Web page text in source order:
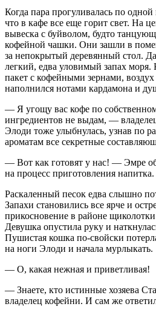
Когда пара прогуливалась по
что в кафе все еще горит свет. На
вывеска с буйволом, будто
кофейной чашки. Они зашли в
за непокрытый деревянный стол.
легкий, едва уловимый запах моря.
пакет с кофейными зернами,
наполнился нотами кардамона и
— Я угощу вас кофе по
ингредиентов не выдам, —
Элоди тоже улыбнулась, узнав по
ароматам все секретные
— Вот как готовят у нас! — Эмре
на процесс приготовления напитка.
Раскаленный песок едва слышно
Запахи становились все ярче и
прикосновение в районе
Девушка опустила руку и
Пушистая кошка по-свойски
на ноги Элоди и начала мурлыкать.
— О, какая нежная и приветливая!
— Знаете, кто истинные хозяева
владелец кофейни. И сам же